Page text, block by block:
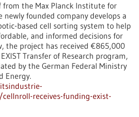
from the Max Planck Institute for
newly founded company develops a
based cell sorting system to help
and informed decisions for
the project has received €865,000
Transfer of Research program,
by the German Federal Ministry
Energy.
receives-funding-exist-